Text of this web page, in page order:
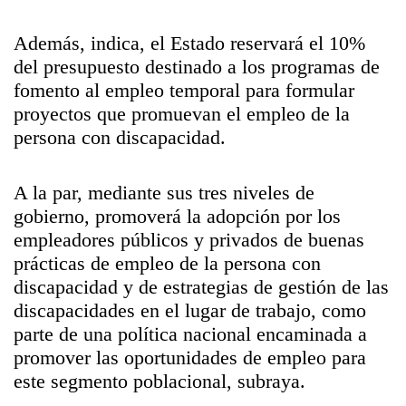
Además, indica, el Estado reservará el 10%
del presupuesto destinado a los programas de
fomento al empleo temporal para formular
proyectos que promuevan el empleo de la
persona con discapacidad.
A la par, mediante sus tres niveles de
gobierno, promoverá la adopción por los
empleadores públicos y privados de buenas
prácticas de empleo de la persona con
discapacidad y de estrategias de gestión de las
discapacidades en el lugar de trabajo, como
parte de una política nacional encaminada a
promover las oportunidades de empleo para
este segmento poblacional, subraya.